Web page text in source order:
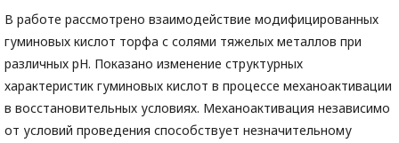
В работе рассмотрено взаимодействие модифицированных
гуминовых кислот торфа с солями тяжелых металлов при
различных рН. Показано изменение структурных
характеристик гуминовых кислот в процессе механоактивации
в восстановительных условиях. Механоактивация независимо
от условий проведения способствует незначительному